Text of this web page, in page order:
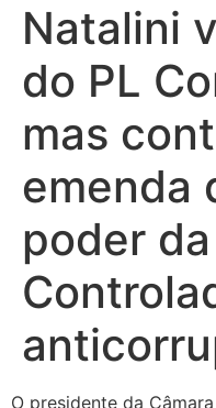
Natalini
do PL
mas
emenda
poder da
O presidente da